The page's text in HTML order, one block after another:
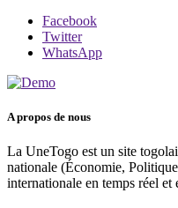
Facebook
Twitter
WhatsApp
A propos de nous
La UneTogo est un site
nationale (Économie,
internationale en temps réel et